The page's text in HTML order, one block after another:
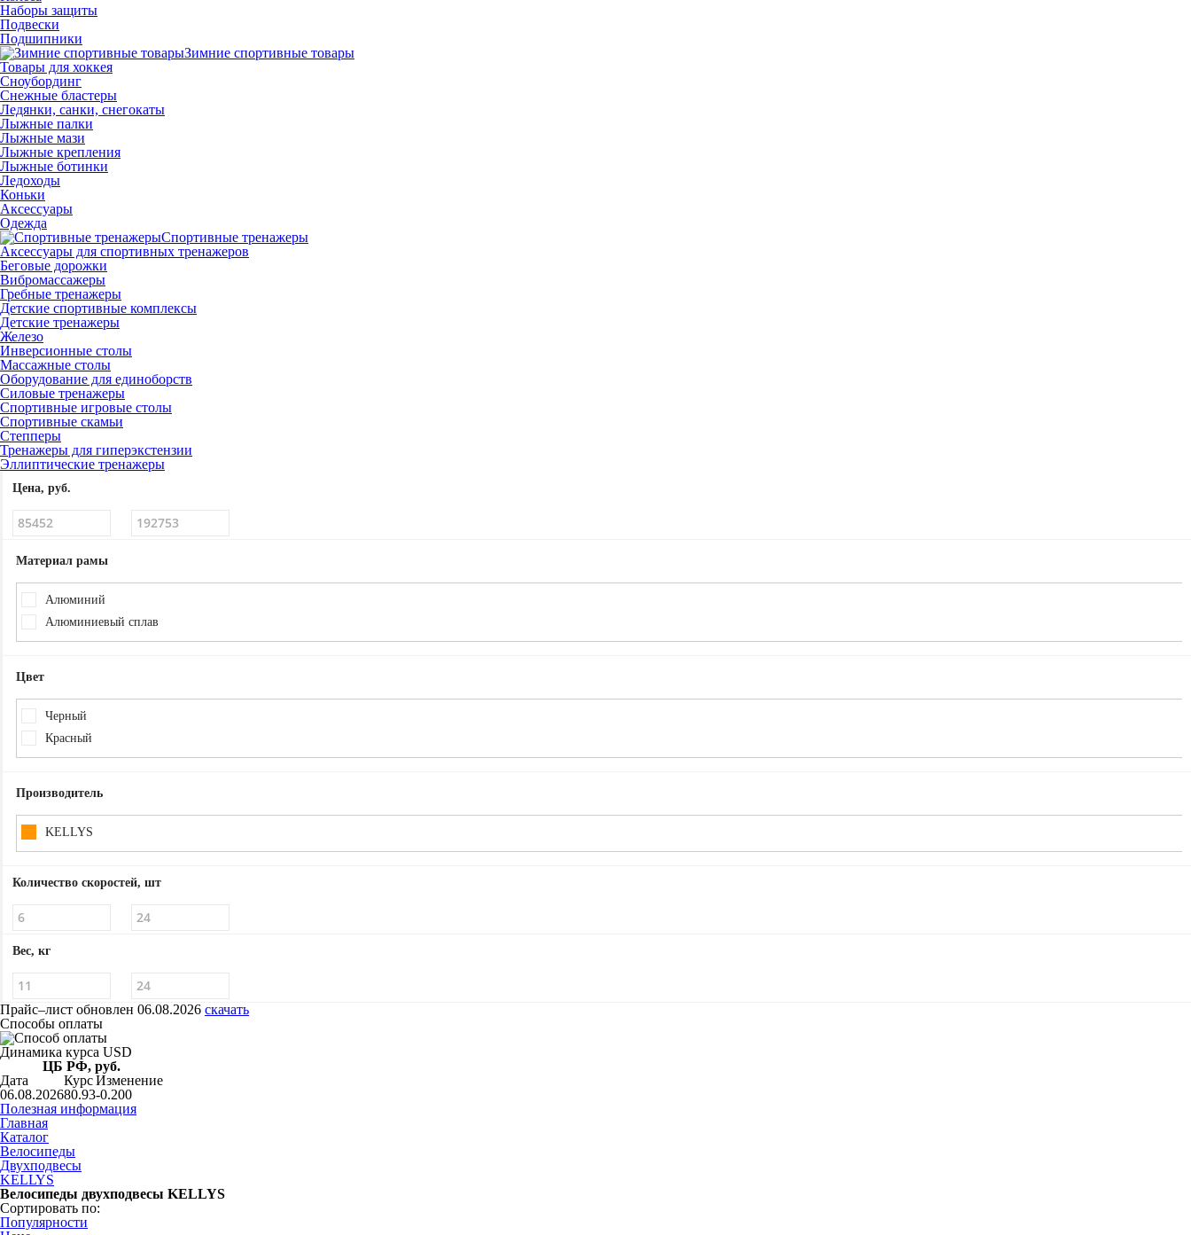
Наборы защиты
Подвески
Подшипники
Зимние спортивные товары
Товары для хоккея
Сноубординг
Снежные бластеры
Ледянки, санки, снегокаты
Лыжные палки
Лыжные мази
Лыжные крепления
Лыжные ботинки
Ледоходы
Коньки
Аксессуары
Одежда
Спортивные тренажеры
Аксессуары для спортивных тренажеров
Беговые дорожки
Вибромассажеры
Гребные тренажеры
Детские спортивные комплексы
Детские тренажеры
Железо
Инверсионные столы
Массажные столы
Оборудование для единоборств
Силовые тренажеры
Спортивные игровые столы
Спортивные скамьи
Степперы
Тренажеры для гиперэкстензии
Эллиптические тренажеры
Цена, руб.
Материал рамы
Алюминий
Алюминиевый сплав
Цвет
Черный
Красный
Производитель
KELLYS
Количество скоростей, шт
Вес, кг
Прайс–лист обновлен 06.08.2026 скачать
Способы оплаты
Динамика курса USD
ЦБ РФ, руб.
Дата
КурсИзменение
06.08.202680.93-0.200
Полезная информация
Главная
Каталог
Велосипеды
Двухподвесы
KELLYS
Велосипеды двухподвесы KELLYS
Сортировать по:
Популярности